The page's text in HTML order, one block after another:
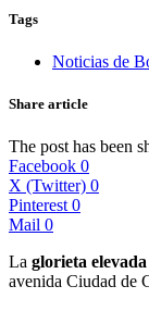
Tags
Noticias de
Share article
The post has been
Facebook 0
X (Twitter) 0
Pinterest 0
Mail 0
La glorieta
avenida Ciudad de